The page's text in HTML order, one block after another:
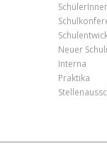
Neuer
Interna
Praktika